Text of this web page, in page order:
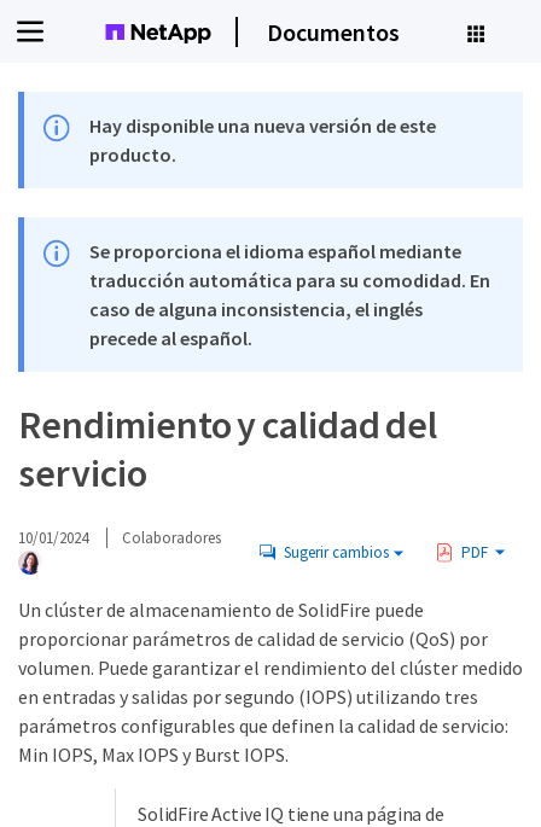
Documentos
Hay disponible una nueva versión de este
producto.
Se proporciona el idioma español mediante
traducción automática para su comodidad. En
caso de alguna inconsistencia, el inglés
precede al español.
Rendimiento y calidad del
servicio
10/01/2024 Colaboradores
Sugerir cambios PDF
Un clúster de almacenamiento de SolidFire puede
proporcionar parámetros de calidad de servicio (QoS) por
volumen. Puede garantizar el rendimiento del clúster medido
en entradas y salidas por segundo (IOPS) utilizando tres
parámetros configurables que definen la calidad de servicio:
Min IOPS, Max IOPS y Burst IOPS.
SolidFire Active IQ tiene una página de